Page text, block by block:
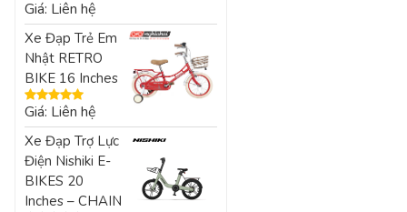
Được xếp
hạng5.005
sao
Giá: Liên hệ
Xe Đạp Trẻ Em
Nhật RETRO
BIKE 16 Inches
Được xếp
hạng5.005
sao
Giá: Liên hệ
Xe Đạp Trợ Lực
Điện Nishiki E-
BIKES 20
Inches – CHAIN